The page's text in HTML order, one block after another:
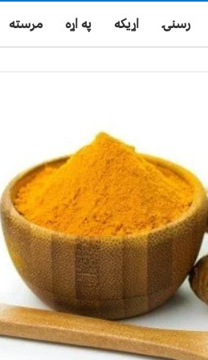
رسنۍ اړیکه په اړه مرسته